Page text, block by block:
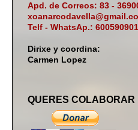
Apd. de Correos: 83 -
Telf - WhatsAp.: 600590901
Dirixe y coordina:
Carmen Lopez
QUERES COLABORAR